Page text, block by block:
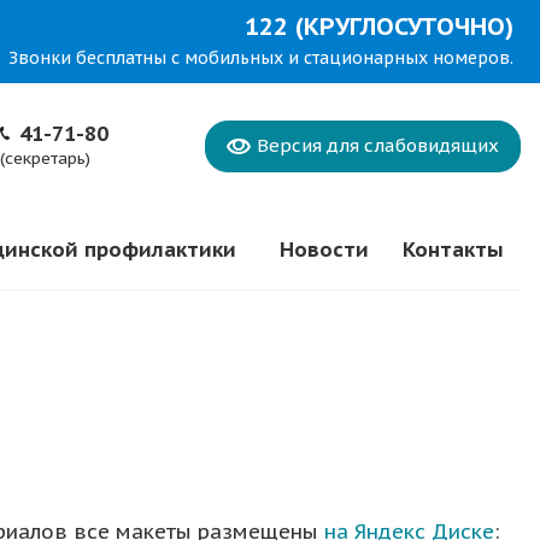
122 (КРУГЛОСУТОЧНО)
Звонки бесплатны с мобильных и стационарных номеров.
41-71-80
(секретарь)
Версия для слабовидящих
профилактики Новости Контакты
все макеты размещены на Яндекс Диске: